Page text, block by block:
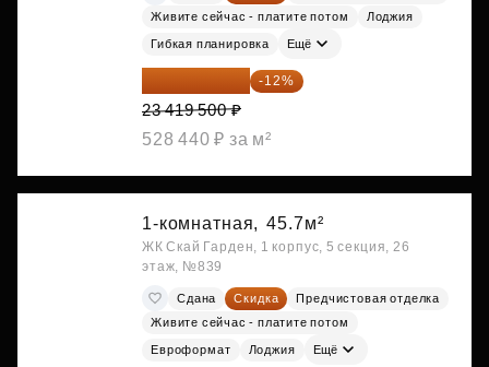
Живите сейчас - платите потом
Лоджия
Гибкая планировка Ещё
20 609 160 ₽ -12%
23 419 500 ₽
528 440 ₽ за м²
1-комнатная, 45.7м²
ЖК Скай Гарден, 1 корпус, 5 секция, 26
этаж, №839
Сдана Скидка
Предчистовая отделка
Живите сейчас - платите потом
Евроформат Лоджия Ещё